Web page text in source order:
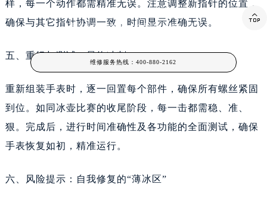
不是冰壶石。突然间，一个不经意的碰撞，手表
维修服务热线：400-880-2162
样，每一个动作都需精准无误。注意调整新指针的位置，
确保与其它指针协调一致，时间显示准确无误。
五、重组与测试：最终冲刺
重新组装手表时，逐一回置每个部件，确保所有螺丝紧固
到位。如同冰壶比赛的收尾阶段，每一击都需稳、准、
狠。完成后，进行时间准确性及各功能的全面测试，确保
手表恢复如初，精准运行。
六、风险提示：自我修复的“薄冰区”
